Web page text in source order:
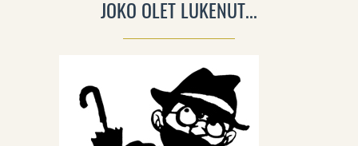
JOKO OLET LUKENUT...